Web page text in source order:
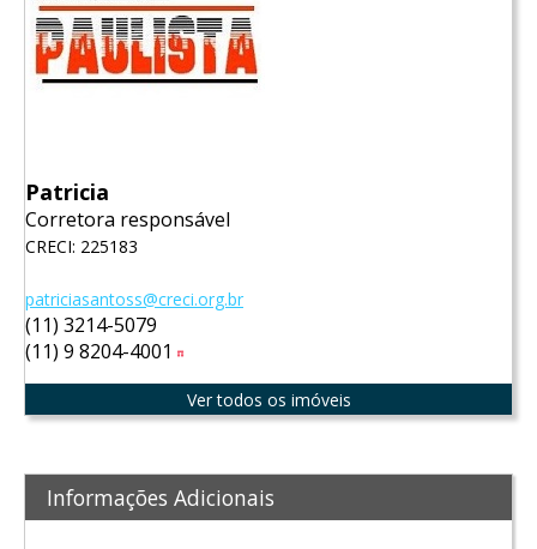
Patricia
Corretora responsável
CRECI: 225183
patriciasantoss@creci.org.br
(11) 3214-5079
(11) 9 8204-4001
Ver todos os imóveis
Informações Adicionais